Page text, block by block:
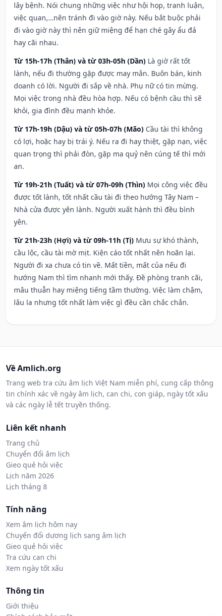
lây bệnh. Nói chung những việc như hội họp, tranh luận,
việc quan,…nên tránh đi vào giờ này. Nếu bắt buộc phải
đi vào giờ này thì nên giữ miệng để hạn ché gây ẩu đả
hay cãi nhau.
Từ 15h-17h (Thân) và từ 03h-05h (Dần) Là giờ rất tốt
lành, nếu đi thường gặp được may mắn. Buôn bán, kinh
doanh có lời. Người đi sắp về nhà. Phụ nữ có tin mừng.
Mọi việc trong nhà đều hòa hợp. Nếu có bệnh cầu thì sẽ
khỏi, gia đình đều mạnh khỏe.
Từ 17h-19h (Dậu) và từ 05h-07h (Mão) Cầu tài thì không
có lợi, hoặc hay bị trái ý. Nếu ra đi hay thiệt, gặp nạn, việc
quan trọng thì phải đòn, gặp ma quỷ nên cúng tế thì mới
an.
Từ 19h-21h (Tuất) và từ 07h-09h (Thìn) Mọi công việc đều
được tốt lành, tốt nhất cầu tài đi theo hướng Tây Nam –
Nhà cửa được yên lành. Người xuất hành thì đều bình
yên.
Từ 21h-23h (Hợi) và từ 09h-11h (Tị) Mưu sự khó thành,
cầu lộc, cầu tài mờ mịt. Kiện cáo tốt nhất nên hoãn lại.
Người đi xa chưa có tin về. Mất tiền, mất của nếu đi
hướng Nam thì tìm nhanh mới thấy. Đề phòng tranh cãi,
mâu thuẫn hay miệng tiếng tầm thường. Việc làm chậm,
lâu la nhưng tốt nhất làm việc gì đều cần chắc chắn.
Về Amlich.org
Trang web tra cứu âm lịch Việt Nam miễn phí, cung cấp thông
tin chính xác về ngày âm lịch, can chi, con giáp, ngày tốt xấu
và các ngày lễ tết truyền thống.
Liên kết nhanh
Trang chủ
Chuyển đổi âm lịch
Gieo quẻ hỏi việc
Lịch năm 2026
Lịch tháng 8
Tính năng
Xem âm lịch hôm nay
Chuyển đổi dương lịch sang âm lịch
Gieo quẻ hỏi việc
Tra cứu can chi
Xem ngày tốt xấu
Thông tin
Giới thiệu